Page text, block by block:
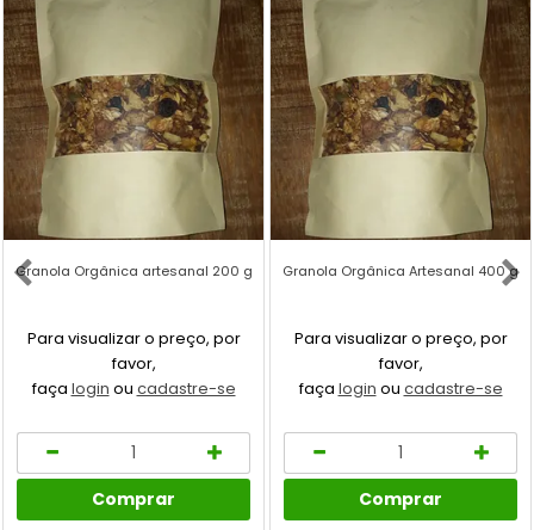
Granola Orgânica artesanal 200 g
Para visualizar o preço, por
favor,
faça login ou cadastre-se
Comprar
Granola Orgânica Artesanal 400 g
Para visualizar o preço, por
favor,
faça login ou cadastre-se
Comprar